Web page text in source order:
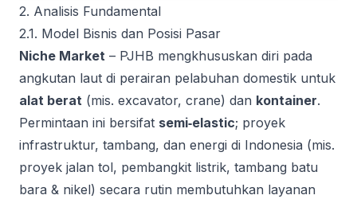
2. Analisis Fundamental
2.1. Model Bisnis dan Posisi Pasar
Niche Market – PJHB mengkhususkan diri pada
angkutan laut di perairan pelabuhan domestik untuk
alat berat (mis. excavator, crane) dan kontainer.
Permintaan ini bersifat semi‑elastic; proyek
infrastruktur, tambang, dan energi di Indonesia (mis.
proyek jalan tol, pembangkit listrik, tambang batu
bara & nikel) secara rutin membutuhkan layanan